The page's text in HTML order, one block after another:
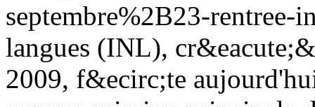
septembre%2B23-rentree-
langues (INL),
2009, f&ecirc;te